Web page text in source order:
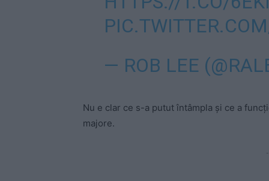
— ROB LEE
Nu e clar ce s-a putut întâmpla și ce a
majore.